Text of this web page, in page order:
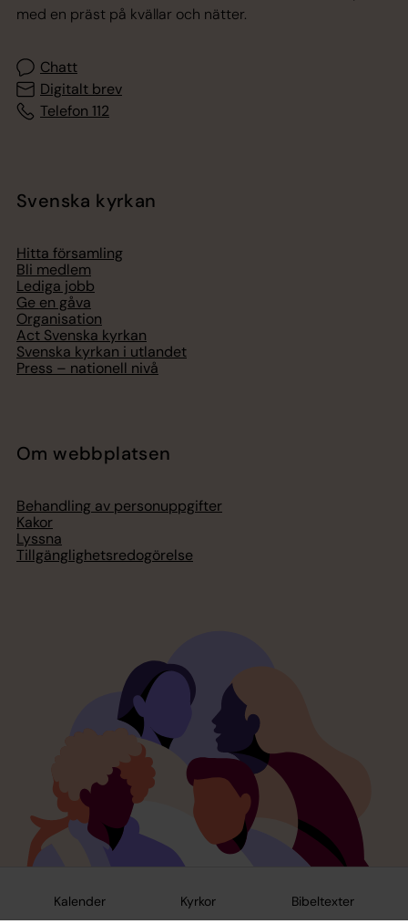
Kalender Kyrkor Bibeltexter
med en präst på kvällar och nätter.
Chatt
Digitalt brev
Telefon 112
Svenska kyrkan
Hitta församling
Bli medlem
Lediga jobb
Ge en gåva
Organisation
Act Svenska kyrkan
Svenska kyrkan i utlandet
Press – nationell nivå
Om webbplatsen
Behandling av personuppgifter
Kakor
Lyssna
Tillgänglighetsredogörelse